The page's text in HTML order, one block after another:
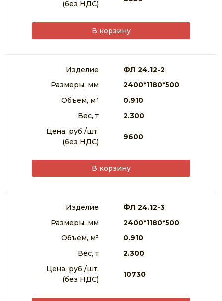
(без НДС)
В корзину
Изделие
ФЛ 24.12-2
Размеры, мм
2400*1180*500
Объем, м³
0.910
Вес, т
2.300
Цена, руб./шт.
(без НДС)
9600
В корзину
Изделие
ФЛ 24.12-3
Размеры, мм
2400*1180*500
Объем, м³
0.910
Вес, т
2.300
Цена, руб./шт.
(без НДС)
10730